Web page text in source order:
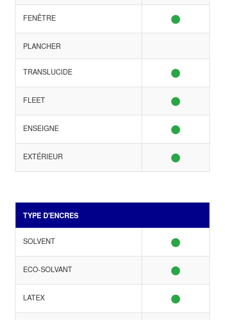
FENÊTRE
PLANCHER
TRANSLUCIDE
FLEET
ENSEIGNE
EXTÉRIEUR
TYPE D'ENCRES
SOLVENT
ECO-SOLVANT
LATEX